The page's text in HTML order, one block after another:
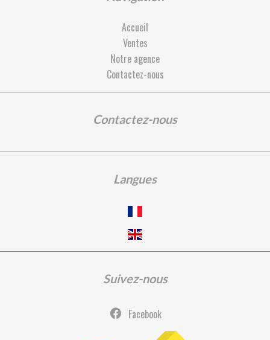
Accueil
Ventes
Notre agence
Contactez-nous
Contactez-nous
Langues
Suivez-nous
Facebook